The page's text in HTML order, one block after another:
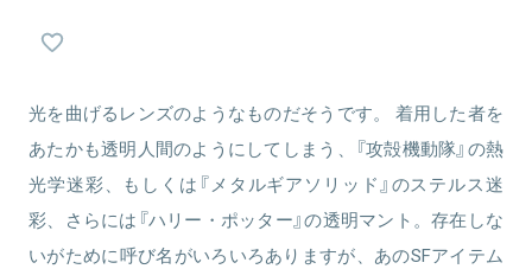
光を曲げるレンズのようなものだそうです。 着用した者を
あたかも透明人間のようにしてしまう、『攻殻機動隊』の熱
光学迷彩、もしくは『メタルギアソリッド』のステルス迷
彩、さらには『ハリー・ポッター』の透明マント。存在しな
いがために呼び名がいろいろありますが、あのSFアイテム